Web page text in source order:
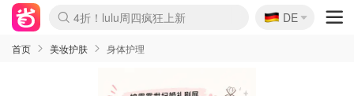
Boticinal 夏促开抢！
4折！lulu周四疯狂上新
还没结束！&OtherStories大促
Joybuy变相75折 随时失效
速领！Stanley独家85折
疑似霸哥！Camper额外叠85折
Zalando 奥莱闪促！每日更新
Moncler反季囤！5折起+叠9折
Coach Brooklyn仅€192
🇩🇪
DE
首页 美妆护肤 身体护理